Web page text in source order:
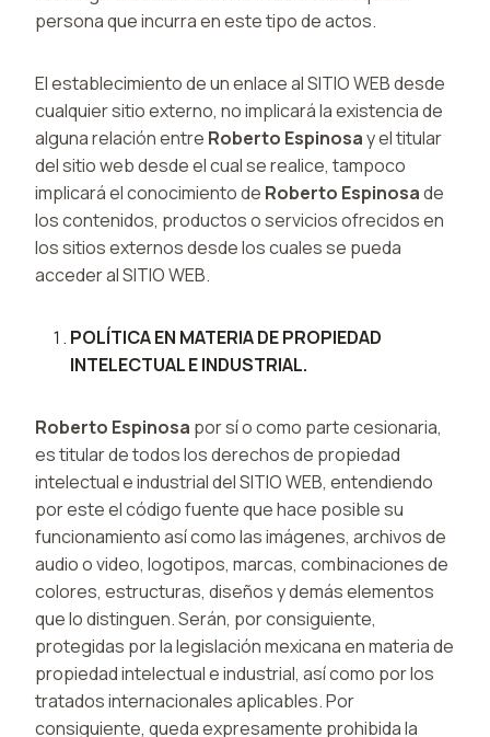
persona que incurra en este tipo de actos.
El establecimiento de un enlace al SITIO WEB desde
cualquier sitio externo, no implicará la existencia de
alguna relación entre Roberto Espinosay el titular
del sitio web desde el cual se realice, tampoco
implicará el conocimiento de Roberto Espinosade
los contenidos, productos o servicios ofrecidos en
los sitios externos desde los cuales se pueda
acceder al SITIO WEB.
POLÍTICA EN MATERIA DE PROPIEDAD
INTELECTUAL E INDUSTRIAL.
Roberto Espinosa por sí o como parte cesionaria,
es titular de todos los derechos de propiedad
intelectual e industrial del SITIO WEB, entendiendo
por este el código fuente que hace posible su
funcionamiento así como las imágenes, archivos de
audio o video, logotipos, marcas, combinaciones de
colores, estructuras, diseños y demás elementos
que lo distinguen. Serán, por consiguiente,
protegidas por la legislación mexicana en materia de
propiedad intelectual e industrial, así como por los
tratados internacionales aplicables. Por
consiguiente, queda expresamente prohibida la